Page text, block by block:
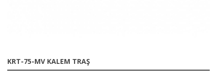
KRT-75-MV KALEM TRAŞ